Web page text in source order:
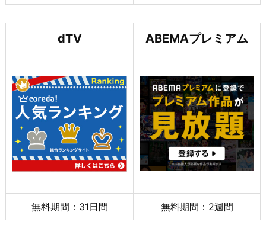
dTV ABEMAプレミアム
無料期間：31日間 無料期間：2週間